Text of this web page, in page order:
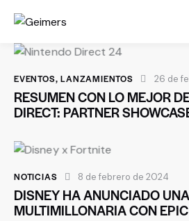
EVENTOS,LANZAMIENTOS 26 de
RESUMEN CON LO MEJOR
DIRECT: PARTNER
NOTICIAS 8 de febrero de 2024
DISNEY HA ANUNCIADO
MULTIMILLONARIA CON